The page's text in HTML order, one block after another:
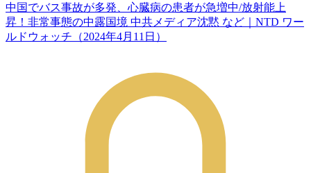
中国でバス事故が多発、心臓病の患者が急増中/放射能上
昇！非常事態の中露国境 中共メディア沈黙 など｜NTD ワー
ルドウォッチ（2024年4月11日）